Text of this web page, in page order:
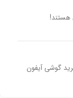
هستند!
گوشی آیفون